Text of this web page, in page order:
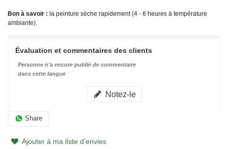
Bon à savoir : la peinture sèche rapidement (4 - 6 heures à température
ambiante).
Évaluation et commentaires des clients
Personne n'a encore publié de commentaire
dans cette langue
Notez-le
Share
Ajouter à ma liste d'envies